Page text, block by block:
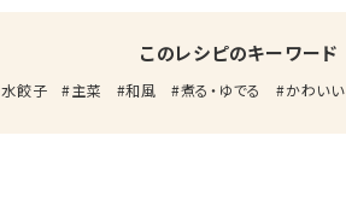
このレシピのキーワード
水餃子 主菜 和風 煮る・ゆでる かわいい